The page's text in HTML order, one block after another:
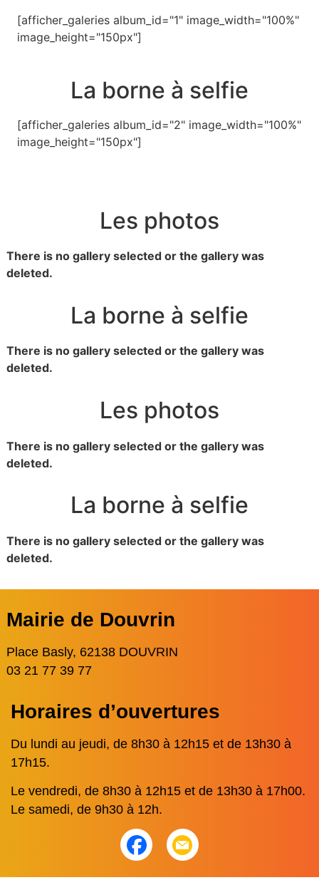
[afficher_galeries album_id="1" image_width="100%"
image_height="150px"]
La borne à selfie
[afficher_galeries album_id="2" image_width="100%"
image_height="150px"]
Les photos
There is no gallery selected or the gallery was
deleted.
La borne à selfie
There is no gallery selected or the gallery was
deleted.
Les photos
There is no gallery selected or the gallery was
deleted.
La borne à selfie
There is no gallery selected or the gallery was
deleted.
Mairie de Douvrin
Place Basly, 62138 DOUVRIN
03 21 77 39 77
Horaires d’ouvertures
Du lundi au jeudi, de 8h30 à 12h15 et de 13h30 à
17h15.
Le vendredi, de 8h30 à 12h15 et de 13h30 à 17h00.
Le samedi, de 9h30 à 12h.